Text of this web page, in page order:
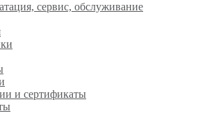
сервис, обслуживание
и сертификаты